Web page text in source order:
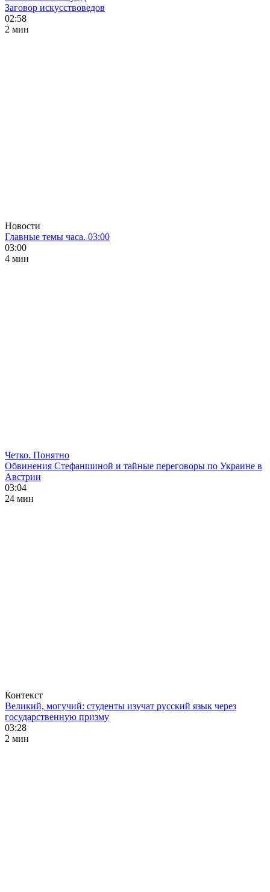
Заговор искусствоведов
02:58
2 мин
Новости
Главные темы часа. 03:00
03:00
4 мин
Четко. Понятно
Обвинения Стефаншиной и тайные переговоры по Украине в
Австрии
03:04
24 мин
Контекст
Великий, могучий: студенты изучат русский язык через
государственную призму
03:28
2 мин